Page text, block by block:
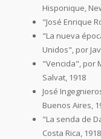
Hisponique,
"José Enrique
"La nueva
Unidos", por
"Vencida", por
Salvat, 1918
José
Buenos Aires,
"La senda de
Costa Rica, 1918